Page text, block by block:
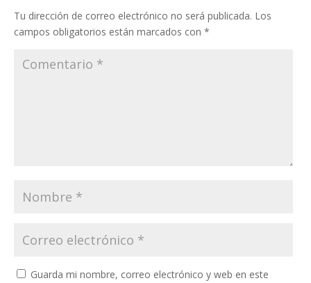
Tu dirección de correo electrónico no será publicada. Los
campos obligatorios están marcados con *
Guarda mi nombre, correo electrónico y web en este